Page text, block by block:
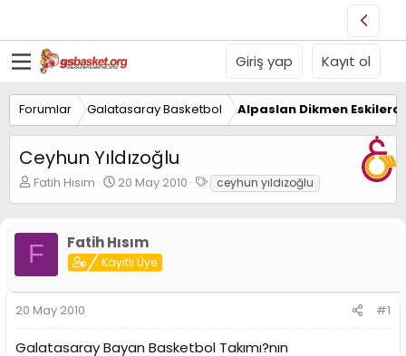
Giriş yap Kayıt ol
Forumlar Galatasaray Basketbol Alpaslan Dikmen
Ceyhun Yıldızoğlu
K
u
y
B
a
ş
l
a
Fatih Hısım
B
a
n
ı
t
a
20 May 2010
E
e
ceyhun yıldızoğlu
F Fatih Hısım
Kayıtlı Üye
20 May 2010 #1
Galatasaray Bayan Basketbol Takımı?nın